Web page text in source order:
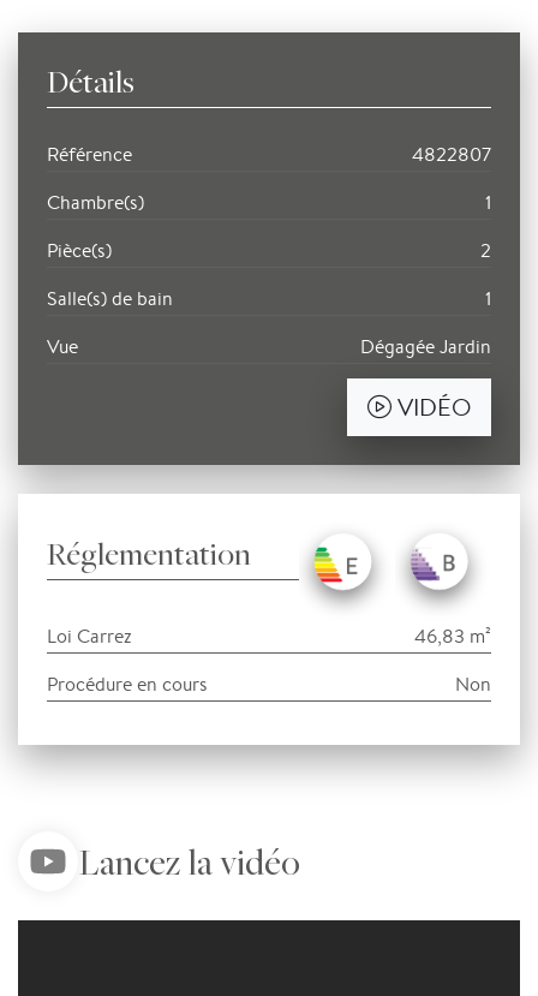
Détails
Référence
4822807
Chambre(s)
1
Pièce(s)
2
Salle(s) de bain
1
Vue
Dégagée Jardin
VIDÉO
Réglementation
Loi Carrez
46,83 m²
Procédure en cours
Non
Lancez la vidéo